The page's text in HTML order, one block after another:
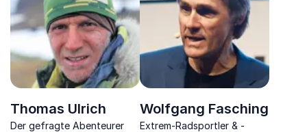
können
Thomas Ulrich
Der gefragte Abenteurer
Wolfgang Fasching
Extrem-Radsportler & -